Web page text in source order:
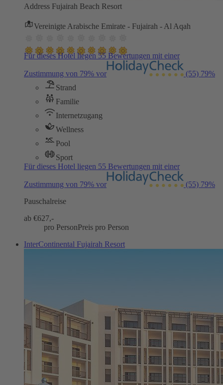
Address Fujairah Beach Resort
Vereinigte Arabische Emirate - Fujairah - Al Aqah
Für dieses Hotel liegen 55 Bewertungen mit einer
Zustimmung von 79% vor (55) 79%
Strand
Familie
Internetzugang
Wellness
Pool
Sport
Für dieses Hotel liegen 55 Bewertungen mit einer
Zustimmung von 79% vor (55) 79%
Pauschalreise
ab €627,-
pro PersonPreis pro Person
InterContinental Fujairah Resort